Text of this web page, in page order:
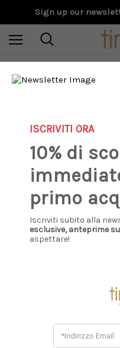
Sign up our
ISCRIVITI ORA
10% di
primo
Iscriviti subito alla
esclusive, anteprime
aspettare!